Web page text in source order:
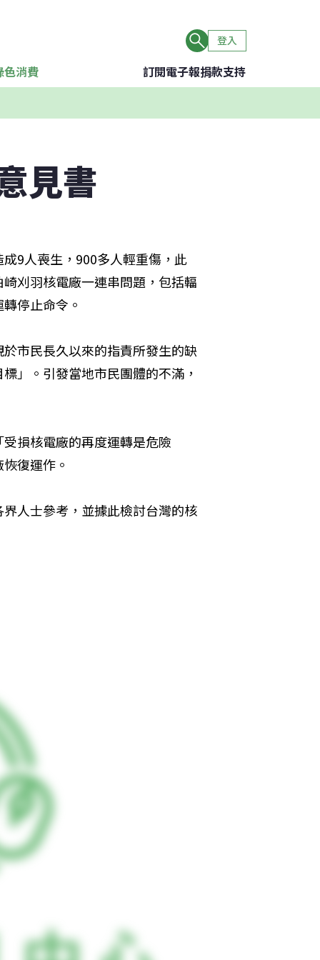
登入
色消費 訂閱電子報捐款支持
見書
9人喪生，900多人輕重傷，此
刈羽核電廠一連串問題，包括輻
停止命令。
市民長久以來的指責所發生的缺
」。引發當地市民團體的不滿，
損核電廠的再度運轉是危險
復運作。
人士參考，並據此檢討台灣的核